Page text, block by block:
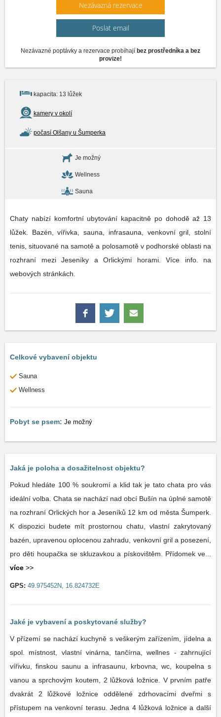
Nezávazná rezervace
Poslat email
Nezávazné poptávky a rezervace probíhají bez prostředníka a bez
provize!
kapacita: 13 lůžek
kamery v okolí
počasí Olšany u Šumperka
Je možný
Wellness
Sauna
Chaty nabízí komfortní ubytování kapacitně po dohodě až 13
lůžek. Bazén, vířivka, sauna, infrasauna, venkovní gril, stolní
tenis, situované na samotě a polosamotě v podhorské oblasti na
rozhraní mezi Jeseníky a Orlickými horami. Více info. na
webových stránkách.
Celkové vybavení objektu
Sauna
Wellness
Pobyt se psem: Je možný
Jaká je poloha a dosažitelnost objektu?
Pokud hledáte 100 % soukromí a klid tak je tato chata pro vás
ideální volba. Chata se nachází nad obcí Bušín na úplné samotě
na rozhraní Orlických hor a Jeseníků 12 km od města Šumperk.
K dispozici budete mít prostornou chatu, vlastní zakrytovaný
bazén, upravenou oplocenou zahradu, venkovní gril a posezení,
pro děti houpačka se skluzavkou a pískovištěm. Přídomek ve...
více >>
GPS: 49.975452N, 16.824732E
Jaké je vybavení a poskytované služby?
V přízemí se nachází kuchyně s veškerým zařízením, jídelna a
spol. místnost, vlastní vinárna, tančírna, wellnes - zahrnující
vířivku, finskou saunu a infrasaunu, krbovna, wc, koupelna s
vanou a sprchovým koutem, 2 lůžková ložnice. V prvním patře
dvakrát 2 lůžkové ložnice oddělené zdrhovacími dveřmi s
přístupem na venkovní terasu. Jedna 4 lůžková ložnice a další